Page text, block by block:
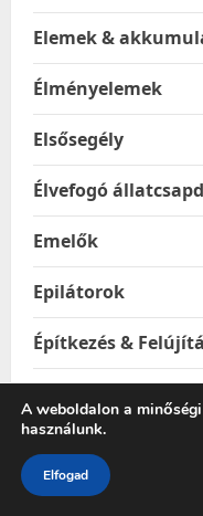
Elemek &
Élményelemek
Elsősegély
Élvefogó
Emelők
Epilátorok
Építkezés &
Esővízgyűjtő
A weboldalon a
használunk.
Elfogad